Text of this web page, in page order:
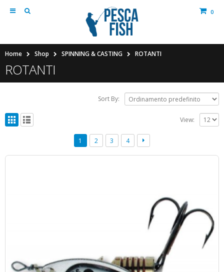
0
Home Shop SPINNING & CASTING ROTANTI
ROTANTI
Sort By:
View:
1 2 3 4